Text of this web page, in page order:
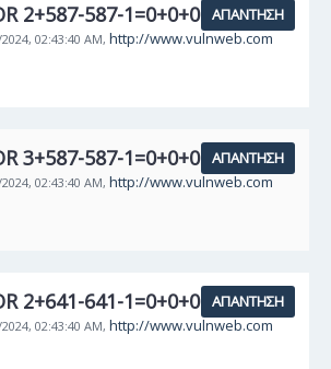
2+587-587-1=0+0+0+1 --:
02:43:40 AM, http://www.vulnweb.com
ΑΠΆΝΤΗΣΗ
3+587-587-1=0+0+0+1 --:
02:43:40 AM, http://www.vulnweb.com
ΑΠΆΝΤΗΣΗ
2+641-641-1=0+0+0+1:
02:43:40 AM, http://www.vulnweb.com
ΑΠΆΝΤΗΣΗ